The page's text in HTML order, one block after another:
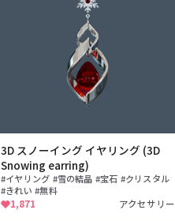
3D スノーイング イヤリング (3D
Snowing earring)
#イヤリング #雪の結晶 #宝石 #クリスタル
#きれい #無料
1,871
アクセサリー